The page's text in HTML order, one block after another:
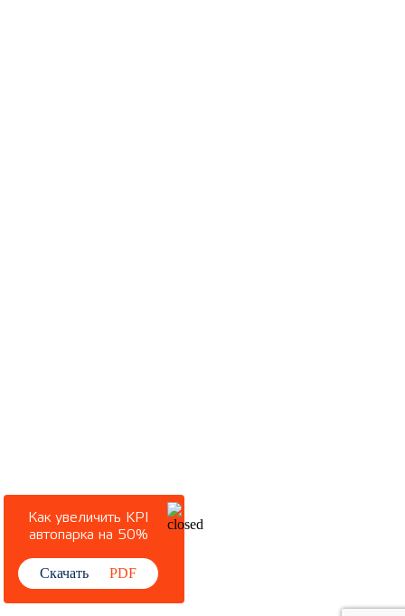
Как увеличить KPI
автопарка на 50%
Скачать PDF